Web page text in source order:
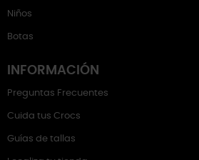
Niños
Botas
INFORMACIÓN
Preguntas Frecuentes
Cuida tus Crocs
Guías de tallas